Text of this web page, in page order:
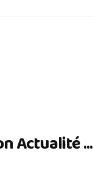
Actualité ...